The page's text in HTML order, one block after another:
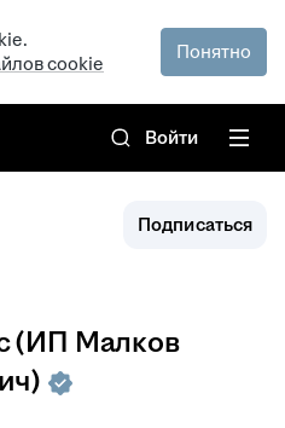
cookie
Понятно
Войти
Подписаться
(ИП Малков